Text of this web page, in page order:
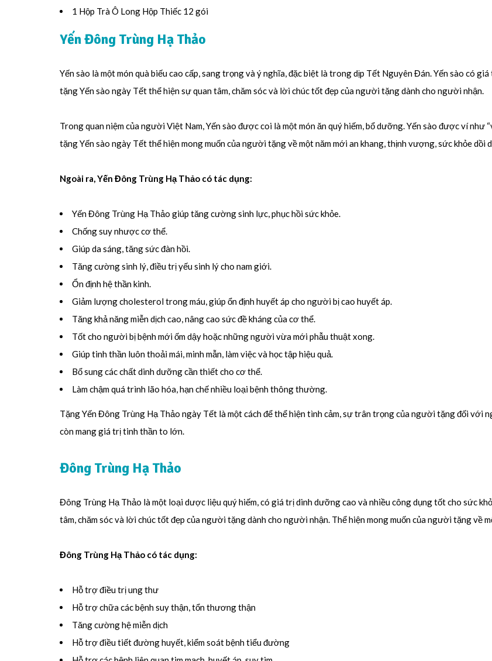
1 Hộp Trà Ô Long Hộp Thiếc 12 gói
Yến Đông Trùng Hạ Thảo
Yến sào là một món quà biếu cao cấp, sang trọng và ý nghĩa, đặc biệt là trong dịp Tết Nguyên Đán. Yến sào có
tặng Yến sào ngày Tết thể hiện sự quan tâm, chăm sóc và lời chúc tốt đẹp của người tặng dành cho người nhận.
Trong quan niệm của người Việt Nam, Yến sào được coi là một món ăn quý hiếm, bổ dưỡng. Yến sào được ví như
tặng Yến sào ngày Tết thể hiện mong muốn của người tặng về một năm mới an khang, thịnh vượng, sức khỏe dồi
Ngoài ra, Yến Đông Trùng Hạ Thảo có tác dụng:
Yến Đông Trùng Hạ Thảo giúp tăng cường sinh lực, phục hồi sức khỏe.
Chống suy nhược cơ thể.
Giúp da sáng, tăng sức đàn hồi.
Tăng cường sinh lý, điều trị yếu sinh lý cho nam giới.
Ổn định hệ thần kinh.
Giảm lượng cholesterol trong máu, giúp ổn định huyết áp cho người bị cao huyết áp.
Tăng khả năng miễn dịch cao, nâng cao sức đề kháng của cơ thể.
Tốt cho người bị bệnh mới ốm dậy hoặc những người vừa mới phẫu thuật xong.
Giúp tinh thần luôn thoải mái, minh mẫn, làm việc và học tập hiệu quả.
Bổ sung các chất dinh dưỡng cần thiết cho cơ thể.
Làm chậm quá trình lão hóa, hạn chế nhiều loại bệnh thông thường.
Tặng Yến Đông Trùng Hạ Thảo ngày Tết là một cách để thể hiện tình cảm, sự trân trọng của người tặng đối với
còn mang giá trị tinh thần to lớn.
Đông Trùng Hạ Thảo
Đông Trùng Hạ Thảo là một loại dược liệu quý hiếm, có giá trị dinh dưỡng cao và nhiều công dụng tốt cho sức
tâm, chăm sóc và lời chúc tốt đẹp của người tặng dành cho người nhận. Thể hiện mong muốn của người tặng về
Đông Trùng Hạ Thảo có tác dụng:
Hỗ trợ điều trị ung thư
Hỗ trợ chữa các bệnh suy thận, tổn thương thận
Tăng cường hệ miễn dịch
Hỗ trợ điều tiết đường huyết, kiểm soát bệnh tiểu đường